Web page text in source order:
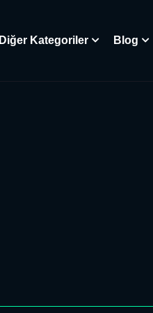
Diğer Kategoriler Blog